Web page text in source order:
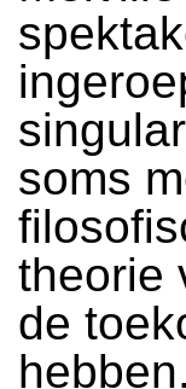
soms
theorie
de